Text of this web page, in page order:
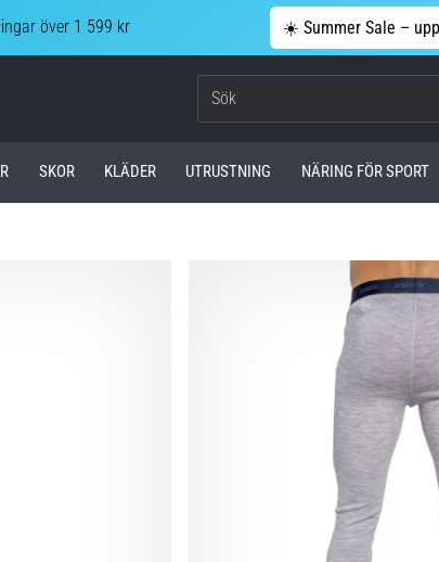
över 1 599 kr ☀️ Summer Sale –
SKOR KLÄDER UTRUSTNING NÄRING FÖR SPORT